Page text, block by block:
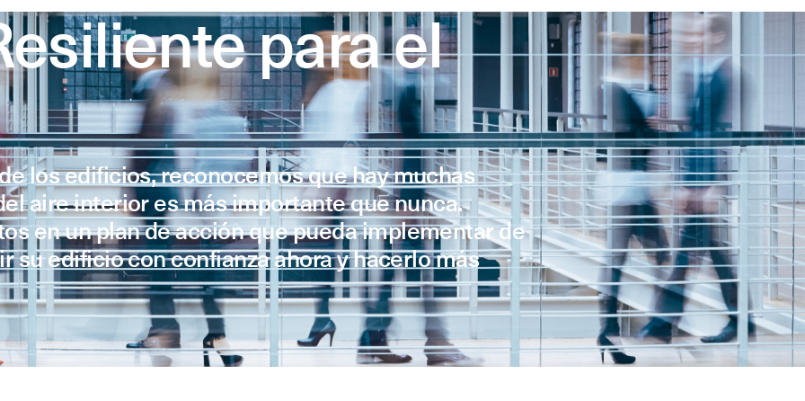
para el
los edificios, reconocemos que hay muchas
aire interior es más importante que nunca.
en un plan de acción que pueda implementar de
su edificio con confianza ahora y hacerlo más